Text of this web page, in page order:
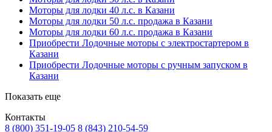
Моторы для лодки 40 л.с. в Казани
Моторы для лодки 50 л.с. продажа в Казани
Моторы для лодки 60 л.с. продажа в Казани
Приобрести Лодочные моторы с электростартером в
Казани
Приобрести Лодочные моторы с ручным запуском в
Казани
Показать еще
Контакты
8 (800) 351-19-05 8 (843) 210-54-59